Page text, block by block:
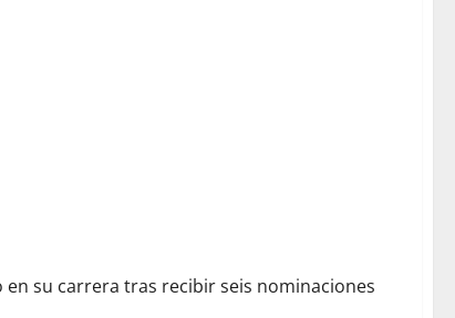
su carrera tras recibir seis nominaciones